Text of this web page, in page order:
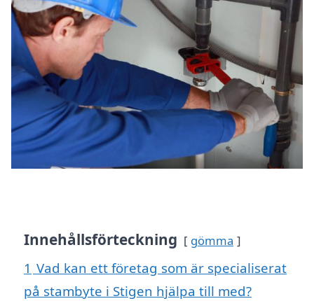
Innehållsförteckning gömma
1 Vad kan ett företag som är specialiserat
på stambyte i Stigen hjälpa till med?